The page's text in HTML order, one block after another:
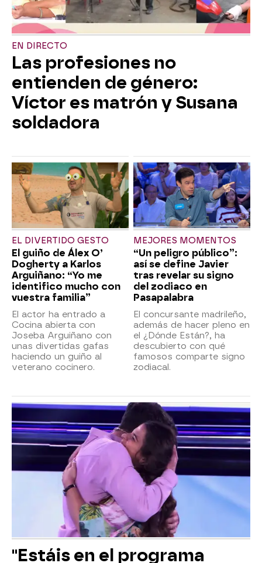
EN DIRECTO
Las profesiones no
entienden de género:
Víctor es matrón y Susana
soldadora
EL DIVERTIDO GESTO
El guiño de Álex O’
Dogherty a Karlos
Arguiñano: “Yo me
identifico mucho con
vuestra familia”
El actor ha entrado a
Cocina abierta con
Joseba Arguiñano con
unas divertidas gafas
haciendo un guiño al
veterano cocinero.
MEJORES MOMENTOS
“Un peligro público”:
así se define Javier
tras revelar su signo
del zodiaco en
Pasapalabra
El concursante madrileño,
además de hacer pleno en
el ¿Dónde Están?, ha
descubierto con qué
famosos comparte signo
zodiacal.
"Estáis en el programa